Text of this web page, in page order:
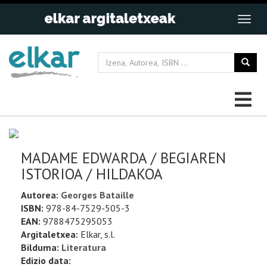
MADAME EDWARDA / BEGIAREN
ISTORIOA / HILDAKOA
Autorea: Georges Bataille
ISBN: 978-84-7529-505-3
EAN: 9788475295053
Argitaletxea: Elkar, s.l.
Bilduma: Literatura
Edizio data: